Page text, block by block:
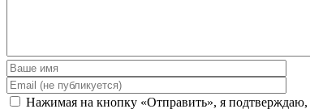
Нажимая на кнопку «Отправить», я подтверждаю,